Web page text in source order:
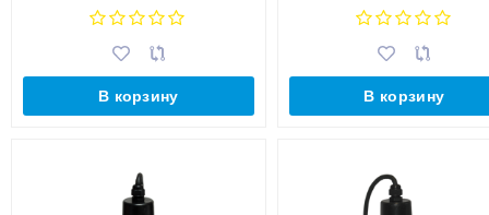
В корзину В корзину